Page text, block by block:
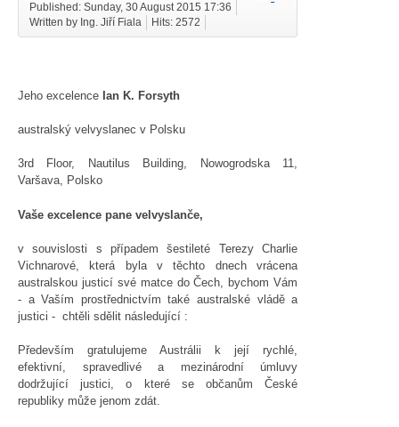
Published: Sunday, 30 August 2015 17:36
Written by Ing. Jiří Fiala
Hits: 2572
Jeho excelence Ian K. Forsyth
australský velvyslanec v Polsku
3rd Floor, Nautilus Building, Nowogrodska 11,
Varšava, Polsko
Vaše excelence pane velvyslanče,
v souvislosti s případem šestileté Terezy Charlie
Vichnarové, která byla v těchto dnech vrácena
australskou justicí své matce do Čech, bychom Vám
- a Vaším prostřednictvím také australské vládě a
justici - chtěli sdělit následující :
Především gratulujeme Austrálii k její rychlé,
efektivní, spravedlivé a mezinárodní úmluvy
dodržující justici, o které se občanům České
republiky může jenom zdát.